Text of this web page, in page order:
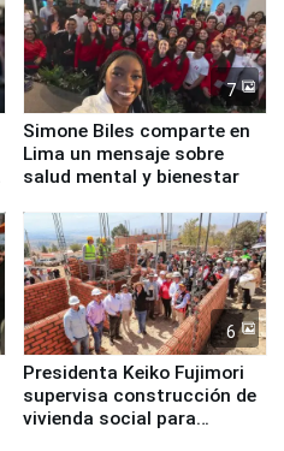
7
Simone Biles comparte en
Lima un mensaje sobre
salud mental y bienestar
6
Presidenta Keiko Fujimori
supervisa construcción de
vivienda social para